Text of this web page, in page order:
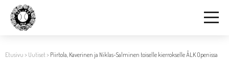
Etusivu > Uutiset> Piirtola, Kaverinen ja Niklas-Salminen toiselle kierrokselle ÅLK Openissa